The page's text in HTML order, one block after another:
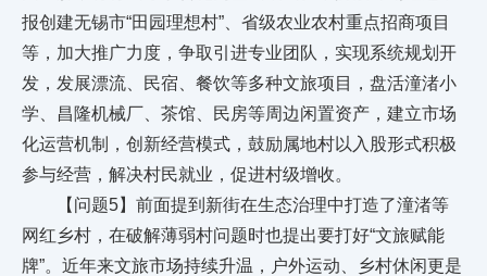
报创建无锡市“田园理想村”、省级农业农村重点招商项目
等，加大推广力度，争取引进专业团队，实现系统规划开
发，发展漂流、民宿、餐饮等多种文旅项目，盘活潼渚小
学、昌隆机械厂、茶馆、民房等周边闲置资产，建立市场
化运营机制，创新经营模式，鼓励属地村以入股形式积极
参与经营，解决村民就业，促进村级增收。
【问题5】前面提到新街在生态治理中打造了潼渚等
网红乡村，在破解薄弱村问题时也提出要打好“文旅赋能
牌”。近年来文旅市场持续升温，户外运动、乡村休闲更是